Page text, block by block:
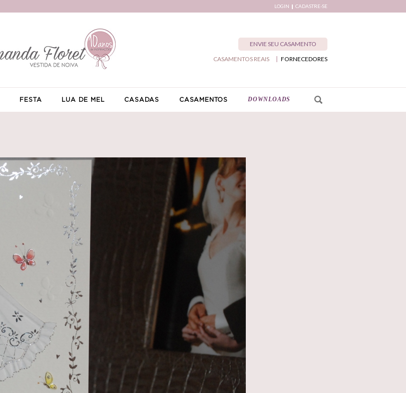
LOGIN CADASTRE-SE
ENVIE SEU CASAMENTO
FORNECEDORES
CASAMENTOS REAIS
FESTA LUA DE MEL CASADAS CASAMENTOS DOWNLOADS